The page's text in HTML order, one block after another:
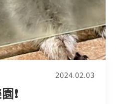
2024.02.03
❗️